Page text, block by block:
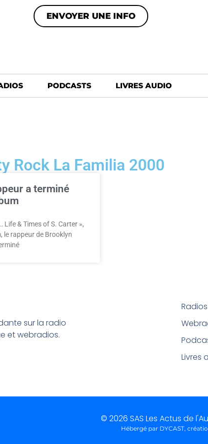
ENVOYER UNE INFO
PODCASTS LIVRES AUDIO
Rock La Familia 2000
a terminé
Life & Times of S. Carter »,
le rappeur de Brooklyn
sur la radio
et webradios.
Radios
Livres
© 2026 SAS Les Actus de
Hébergé par DYCAST,